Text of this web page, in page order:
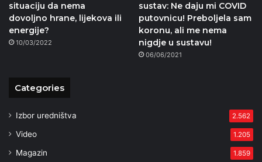
situaciju da nema
dovoljno hrane, lijekova ili
energije?
10/03/2022
sustav: Ne daju mi COVID
putovnicu! Preboljela sam
koronu, ali me nema
nigdje u sustavu!
06/06/2021
Categories
Izbor uredništva 2.562
Video 1.205
Magazin 1.859